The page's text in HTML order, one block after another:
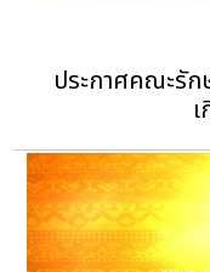
ประกาศคณะรั